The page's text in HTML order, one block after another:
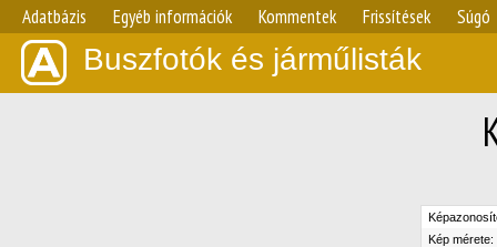
Adatbázis Egyéb információk Kommentek Frissítések Súgó
Buszfotók és járműlisták
Kép mérete: